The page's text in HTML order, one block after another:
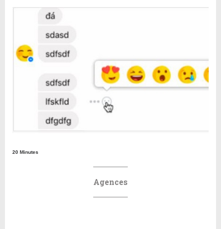
20 Minutes
Agences